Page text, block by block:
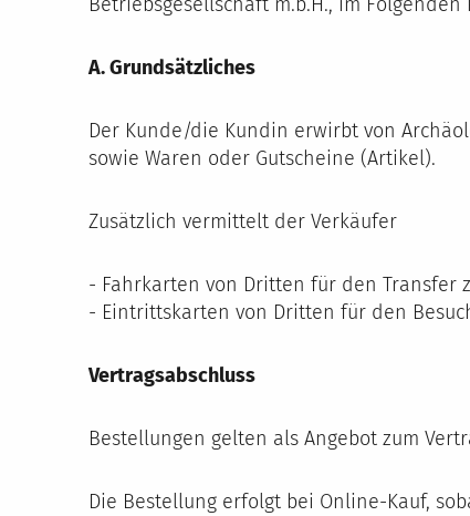
A. Grundsätzliches
Der Kunde/die Kundin erwirbt von
sowie Waren oder Gutscheine (Artikel).
Zusätzlich vermittelt der Verkäufer
- Fahrkarten von Dritten für den Transfer
- Eintrittskarten von Dritten für den
Vertragsabschluss
Bestellungen gelten als Angebot zum
Die Bestellung erfolgt bei Online-Kauf,